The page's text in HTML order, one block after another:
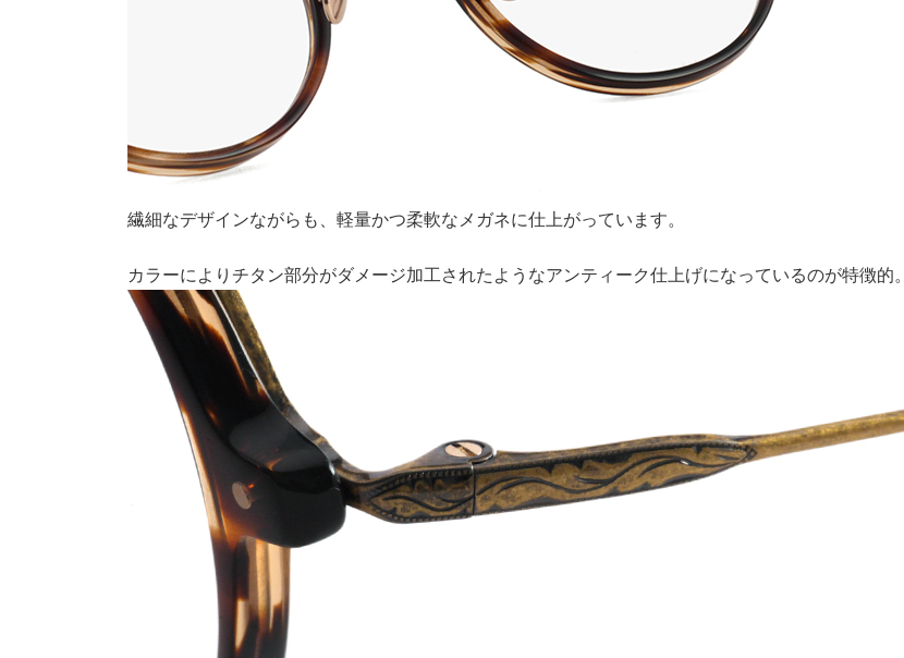
繊細なデザインながらも、軽量かつ柔軟なメガネに仕上がっています。
カラーによりチタン部分がダメージ加工されたようなアンティーク仕上げになっているのが特徴的。